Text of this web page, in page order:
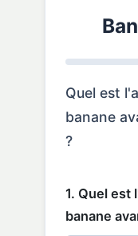
Quel est
banane
?
1. Quel est
banane